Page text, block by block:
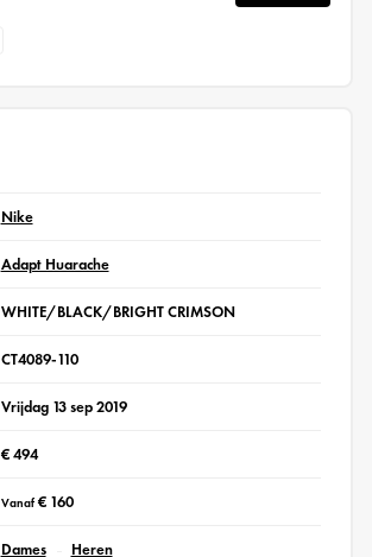
Nike
Adapt Huarache
WHITE/BLACK/BRIGHT CRIMSON
CT4089-110
Vrijdag 13 sep 2019
€ 494
Vanaf€ 160
Dames Heren